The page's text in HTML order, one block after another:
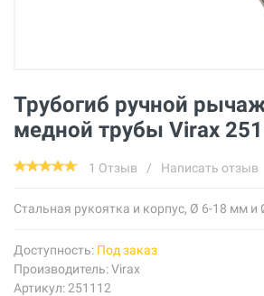
Трубогиб ручной
медной трубы Virax
1 Отзыв / Написать отзыв
Стальная рукоятка и корпус, Ø 6-18 мм и
Доступность: Под заказ
Производитель:Virax
Артикул: 251112